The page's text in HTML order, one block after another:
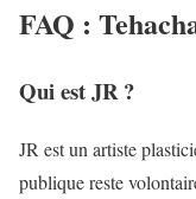
FAQ :
Qui est JR ?
JR est un artiste
publique reste